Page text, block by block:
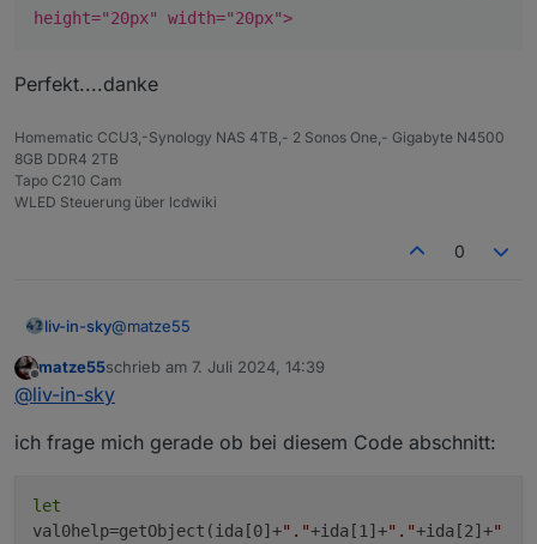
height="20px" width="20px">
Perfekt....danke
Homematic CCU3,-Synology NAS 4TB,- 2 Sonos One,- Gigabyte N4500
8GB DDR4 2TB
Tapo C210 Cam
WLED Steuerung über lcdwiki
0
liv-in-sky@matze55
ein beispiel schaut dann ung. so aus:
Offline
matze55schrieb am 7. Juli 2024, 14:39
zuletzt editiert von
@liv-in-sky
ich frage mich gerade ob bei diesem Code abschnitt:
let
val0help=getObject(ida[0]+"."+ida[1]+"."+ida[2]+"